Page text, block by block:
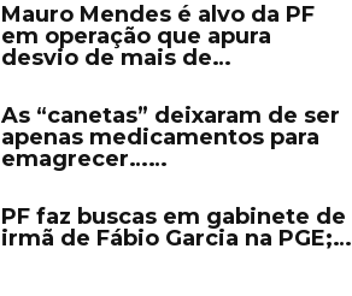
Mauro Mendes é alvo da PF
em operação que apura
desvio de mais de…
As “canetas” deixaram de ser
apenas medicamentos para
emagrecer……
PF faz buscas em gabinete de
irmã de Fábio Garcia na PGE;…